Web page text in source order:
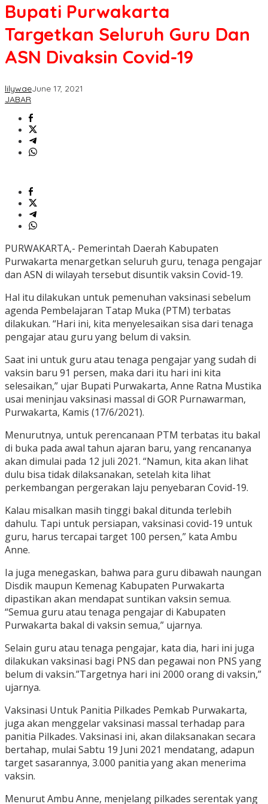
Bupati Purwakarta
Targetkan Seluruh Guru Dan
ASN Divaksin Covid-19
lilywaeJune 17, 2021
JABAR
PURWAKARTA,- Pemerintah Daerah Kabupaten
Purwakarta menargetkan seluruh guru, tenaga pengajar
dan ASN di wilayah tersebut disuntik vaksin Covid-19.
Hal itu dilakukan untuk pemenuhan vaksinasi sebelum
agenda Pembelajaran Tatap Muka (PTM) terbatas
dilakukan. “Hari ini, kita menyelesaikan sisa dari tenaga
pengajar atau guru yang belum di vaksin.
Saat ini untuk guru atau tenaga pengajar yang sudah di
vaksin baru 91 persen, maka dari itu hari ini kita
selesaikan,” ujar Bupati Purwakarta, Anne Ratna Mustika
usai meninjau vaksinasi massal di GOR Purnawarman,
Purwakarta, Kamis (17/6/2021).
Menurutnya, untuk perencanaan PTM terbatas itu bakal
di buka pada awal tahun ajaran baru, yang rencananya
akan dimulai pada 12 juli 2021. “Namun, kita akan lihat
dulu bisa tidak dilaksanakan, setelah kita lihat
perkembangan pergerakan laju penyebaran Covid-19.
Kalau misalkan masih tinggi bakal ditunda terlebih
dahulu. Tapi untuk persiapan, vaksinasi covid-19 untuk
guru, harus tercapai target 100 persen,” kata Ambu
Anne.
Ia juga menegaskan, bahwa para guru dibawah naungan
Disdik maupun Kemenag Kabupaten Purwakarta
dipastikan akan mendapat suntikan vaksin semua.
“Semua guru atau tenaga pengajar di Kabupaten
Purwakarta bakal di vaksin semua,” ujarnya.
Selain guru atau tenaga pengajar, kata dia, hari ini juga
dilakukan vaksinasi bagi PNS dan pegawai non PNS yang
belum di vaksin.”Targetnya hari ini 2000 orang di vaksin,”
ujarnya.
Vaksinasi Untuk Panitia Pilkades Pemkab Purwakarta,
juga akan menggelar vaksinasi massal terhadap para
panitia Pilkades. Vaksinasi ini, akan dilaksanakan secara
bertahap, mulai Sabtu 19 Juni 2021 mendatang, adapun
target sasarannya, 3.000 panitia yang akan menerima
vaksin.
Menurut Ambu Anne, menjelang pilkades serentak yang